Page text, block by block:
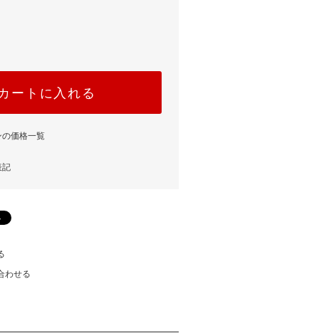
ートに入れる
価格一覧
記
わせる